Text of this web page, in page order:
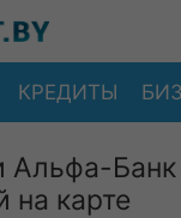
КРЕДИТЫ
Альфа-Банк
на карте